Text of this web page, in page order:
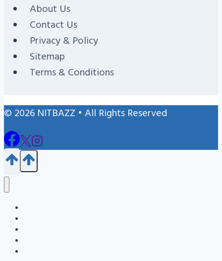
About Us
Contact Us
Privacy & Policy
Sitemap
Terms & Conditions
© 2026 NITBAZZ • All Rights Reserved